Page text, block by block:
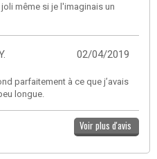
même si je l'imaginais un
02/04/2019
parfaitement à ce que j’avais
longue.
Voir plus d'avis